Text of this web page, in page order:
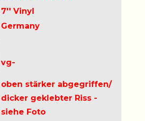
7'' Vinyl
Germany
vg-
oben stärker abgegriffen/
dicker geklebter Riss -
siehe Foto